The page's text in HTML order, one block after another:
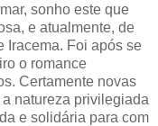
sonho este que
e atualmente, de
Iracema. Foi após se
o romance
Certamente novas
natureza privilegiada
e solidária para com